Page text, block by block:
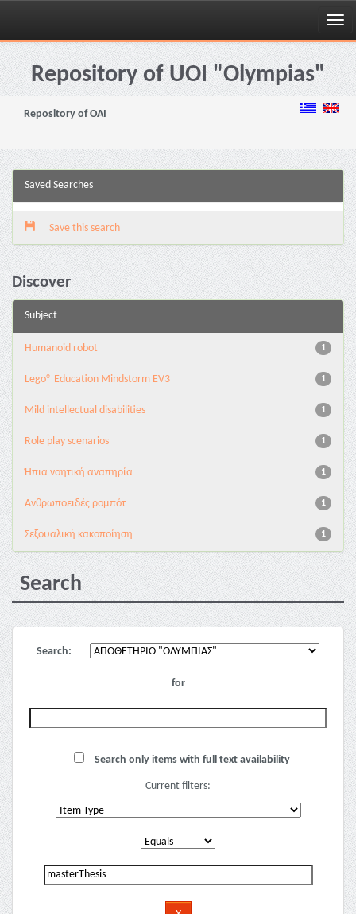
Skip
navigationRepository of UOI "Olympias"
Repository of OAI
Saved Searches
Save this search
Discover
Subject
1
Humanoid robot
1
Lego® Education Mindstorm EV3
1
Mild intellectual disabilities
1
Role play scenarios
1
Ήπια νοητική αναπηρία
1
Ανθρωποειδές ρομπότ
1
Σεξουαλική κακοποίηση
Search
Search:
for
Search only items with full text availability
Current filters: